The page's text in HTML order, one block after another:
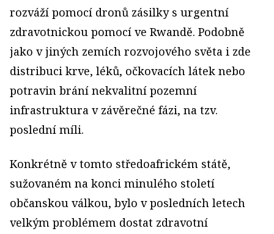
rozváží pomocí dronů zásilky s urgentní
zdravotnickou pomocí ve Rwandě. Podobně
jako v jiných zemích rozvojového světa i zde
distribuci krve, léků, očkovacích látek nebo
potravin brání nekvalitní pozemní
infrastruktura v závěrečné fázi, na tzv.
poslední míli.
Konkrétně v tomto středoafrickém státě,
sužovaném na konci minulého století
občanskou válkou, bylo v posledních letech
velkým problémem dostat zdravotní